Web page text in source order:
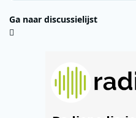
Ga naar discussielijst